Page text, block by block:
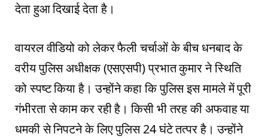
देता हुआ दिखाई देता है।
वायरल वीडियो को लेकर फैली चर्चाओं के बीच धनबाद के
वरीय पुलिस अधीक्षक (एसएसपी) प्रभात कुमार ने स्थिति
को स्पष्ट किया है। उन्होंने कहा कि पुलिस इस मामले में पूरी
गंभीरता से काम कर रही है। किसी भी तरह की अफवाह या
धमकी से निपटने के लिए पुलिस 24 घंटे तत्पर है। उन्होंने